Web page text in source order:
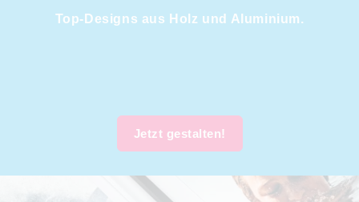
Top-Designs aus Holz und Aluminium.
Jetzt gestalten!